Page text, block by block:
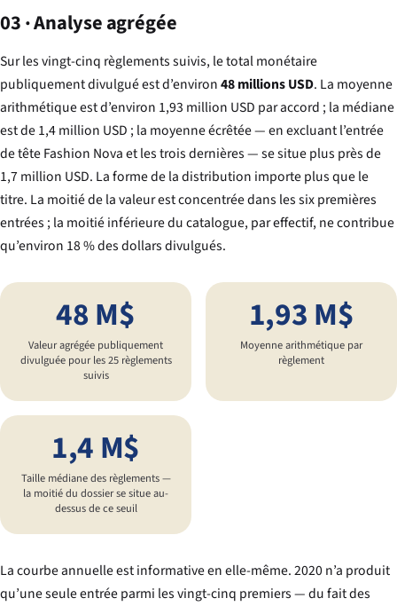
03 · Analyse agrégée
Sur les vingt-cinq règlements suivis, le total monétaire
publiquement divulgué est d’environ48 millions USD. La moyenne
arithmétique est d’environ 1,93 million USD par accord ; la médiane
est de 1,4 million USD ; la moyenne écrêtée — en excluant l’entrée
de tête Fashion Nova et les trois dernières — se situe plus près de
1,7 million USD. La forme de la distribution importe plus que le
titre. La moitié de la valeur est concentrée dans les six premières
entrées ; la moitié inférieure du catalogue, par effectif, ne contribue
qu’environ 18 % des dollars divulgués.
48 M$
Valeur agrégée publiquement
divulguée pour les 25 règlements
suivis
1,93 M$
Moyenne arithmétique par
règlement
1,4 M$
Taille médiane des règlements —
la moitié du dossier se situe au-
dessus de ce seuil
La courbe annuelle est informative en elle-même. 2020 n’a produit
qu’une seule entrée parmi les vingt-cinq premiers — du fait des